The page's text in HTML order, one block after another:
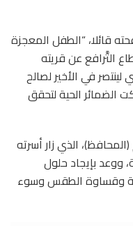
قائلا، “الطفل المعجزة
التَّرافع عن قريته
في الأخير لصالح
الضمائر الحية لتحقق
الذي زار أسرته
ووعد بإيجاد حلول
وقساوة الطقس وسوء